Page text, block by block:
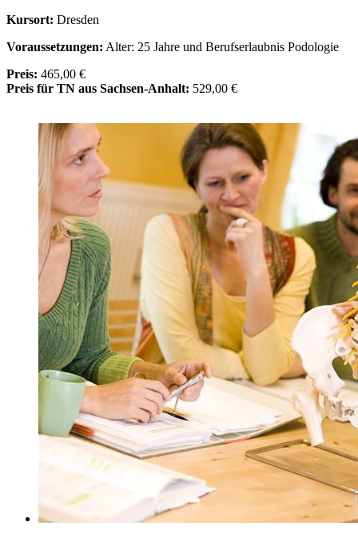
Kursort: Dresden
Voraussetzungen: Alter: 25 Jahre und Berufserlaubnis Podologie
Preis: 465,00 €
Preis für TN aus Sachsen-Anhalt: 529,00 €